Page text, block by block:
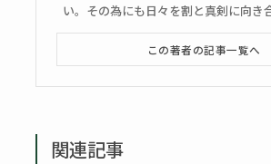
い。その為にも日々を割と真剣に向き
この著者の記事一覧へ
関連記事